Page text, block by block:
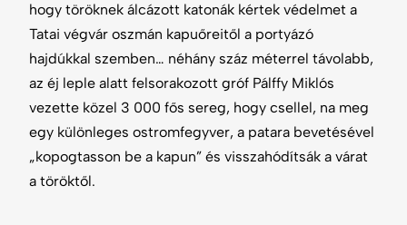
hogy töröknek álcázott katonák kértek védelmet a
Tatai végvár oszmán kapuőreitől a portyázó
hajdúkkal szemben… néhány száz méterrel távolabb,
az éj leple alatt felsorakozott gróf Pálffy Miklós
vezette közel 3 000 fős sereg, hogy csellel, na meg
egy különleges ostromfegyver, a patara bevetésével
„kopogtasson be a kapun” és visszahódítsák a várat
a töröktől.